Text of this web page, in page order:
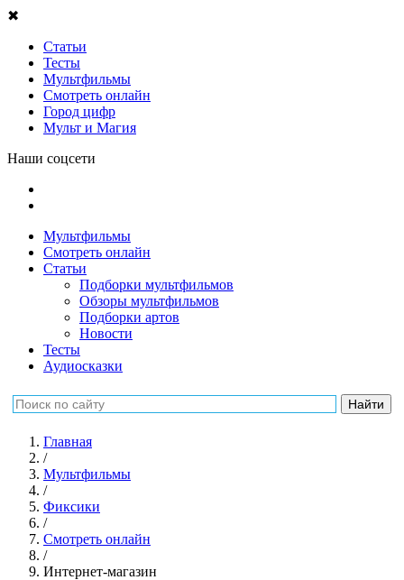
✖
Статьи
Тесты
Мультфильмы
Смотреть онлайн
Город цифр
Мульт и Магия
Наши соцсети
Мультфильмы
Смотреть онлайн
Статьи
Подборки мультфильмов
Обзоры мультфильмов
Подборки артов
Новости
Тесты
Аудиосказки
Главная
/
Мультфильмы
/
Фиксики
/
Смотреть онлайн
/
Интернет-магазин